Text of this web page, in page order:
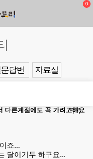
0
답변 자료실
목록
다른계절에도 꼭 가려고해요
죠...
달이기두 하구요...